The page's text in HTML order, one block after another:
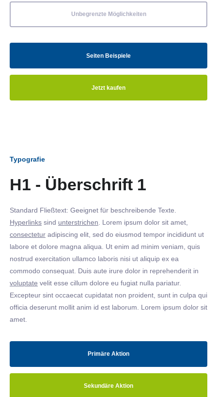
Unbegrenzte Möglichkeiten
Seiten Beispiele
Jetzt kaufen
Typografie
H1 - Überschrift 1
Standard Fließtext: Geeignet für beschreibende Texte.
Hyperlinks sind unterstrichen . Lorem ipsum dolor sit amet,
consectetur adipiscing elit, sed do eiusmod tempor incididunt ut
labore et dolore magna aliqua. Ut enim ad minim veniam, quis
nostrud exercitation ullamco laboris nisi ut aliquip ex ea
commodo consequat. Duis aute irure dolor in reprehenderit in
voluptate velit esse cillum dolore eu fugiat nulla pariatur.
Excepteur sint occaecat cupidatat non proident, sunt in culpa qui
officia deserunt mollit anim id est laborum. Lorem ipsum dolor sit
amet.
Primäre Aktion
Sekundäre Aktion